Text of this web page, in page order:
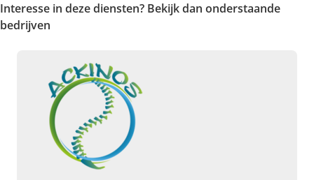
Interesse in deze diensten? Bekijk dan onderstaande
bedrijven